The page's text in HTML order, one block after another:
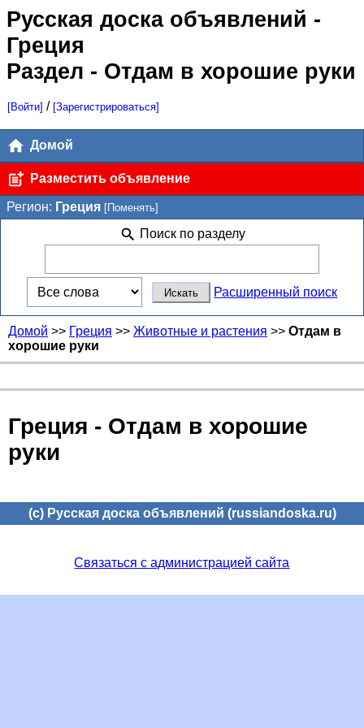
Русская доска объявлений -
Греция
Раздел - Отдам в хорошие руки
[Войти] / [Зарегистрироваться]
Домой
Разместить объявление
Регион: Греция [Поменять]
Поиск по разделу
Расширенный поиск
Домой >> Греция >> Животные и растения >> Отдам в
хорошие руки
Греция - Отдам в хорошие
руки
(c) Русская доска объявлений (russiandoska.ru)
Связаться с администрацией сайта